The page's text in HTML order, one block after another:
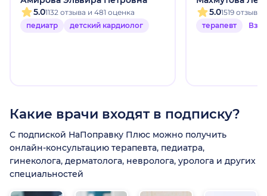
5.01132 отзыва и 481 оценка
педиатр
детский кардиолог
5.01519
терапевт
Какие врачи входят в подписку?
С подпиской НаПоправку Плюс можно получить
онлайн-консультацию терапевта, педиатра,
гинеколога, дерматолога, невролога, уролога и других
специальностей